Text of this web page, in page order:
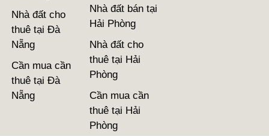
Nhà đất cho
thuê tại Đà
Nẵng
Cần mua cần
thuê tại Đà
Nẵng
Nhà đất bán tại
Hải Phòng
Nhà đất cho
thuê tại Hải
Phòng
Cần mua cần
thuê tại Hải
Phòng